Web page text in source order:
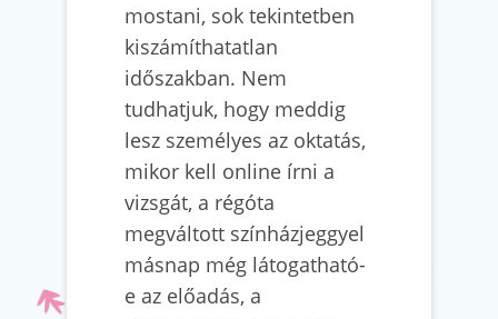
mostani, sok tekintetben
kiszámíthatatlan
időszakban. Nem
tudhatjuk, hogy meddig
lesz személyes az oktatás,
mikor kell online írni a
vizsgát, a régóta
megváltott színházjeggyel
másnap még látogatható-
e az előadás, a